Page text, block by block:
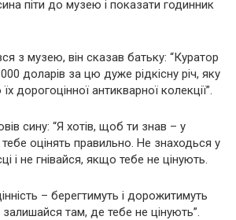
піти до музею і показати годинник
з музею, він сказав батьку: “Куратор
доларів за цю дуже рідкісну річ, яку
дорогоцінної антикварної колекції”.
сину: “Я хотів, щоб ти знав – у
оцінять правильно. Не знаходься у
і не гнівайся, якщо тебе не цінують.
– берегтимуть і дорожитимуть
там, де тебе не цінують”.